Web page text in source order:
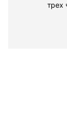
трех